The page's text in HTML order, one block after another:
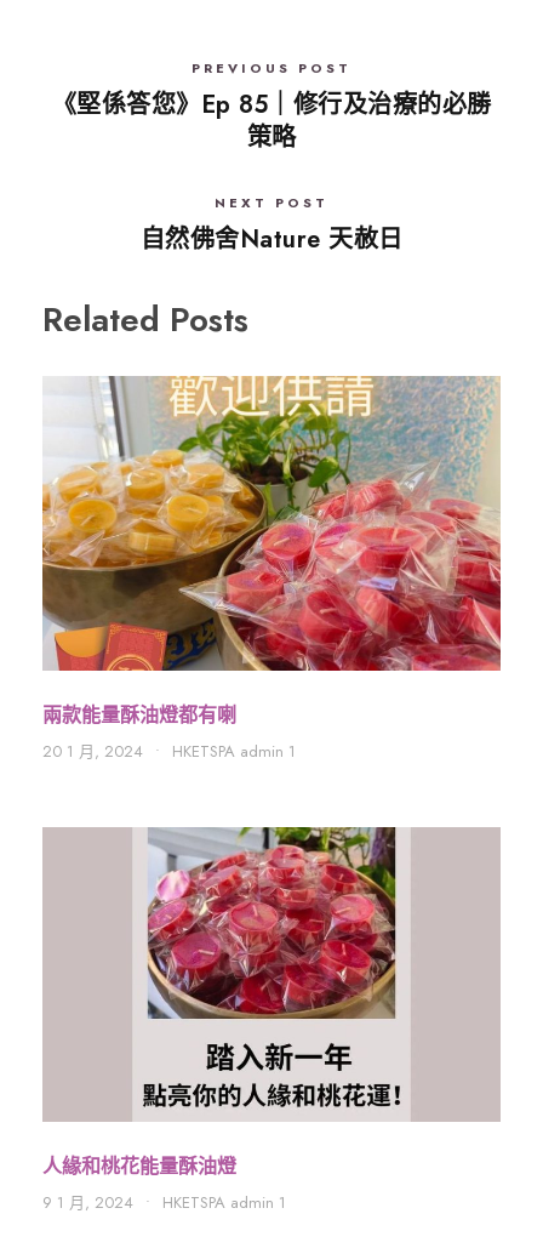
PREVIOUS POST
《堅係答您》Ep 85｜修行及治療的必勝
策略
NEXT POST
自然佛舍Nature 天赦日
Related Posts
兩款能量酥油燈都有喇
20 1 月, 2024 • HKETSPA admin 1
人緣和桃花能量酥油燈
9 1 月, 2024 • HKETSPA admin 1